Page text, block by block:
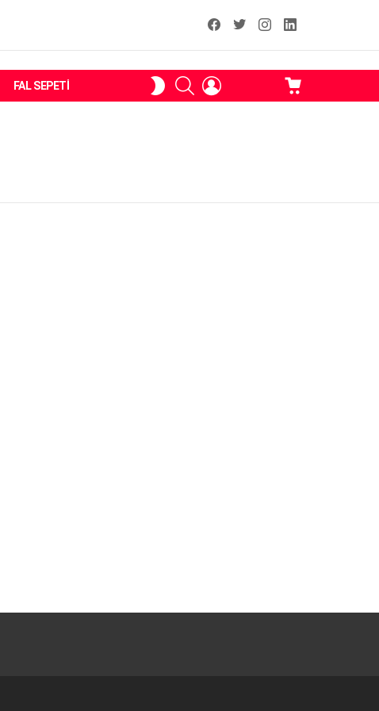
facebook
T instagramLinkedin Fal
FAL SEPETI
SKIN
ANAHTARI
ARAMA